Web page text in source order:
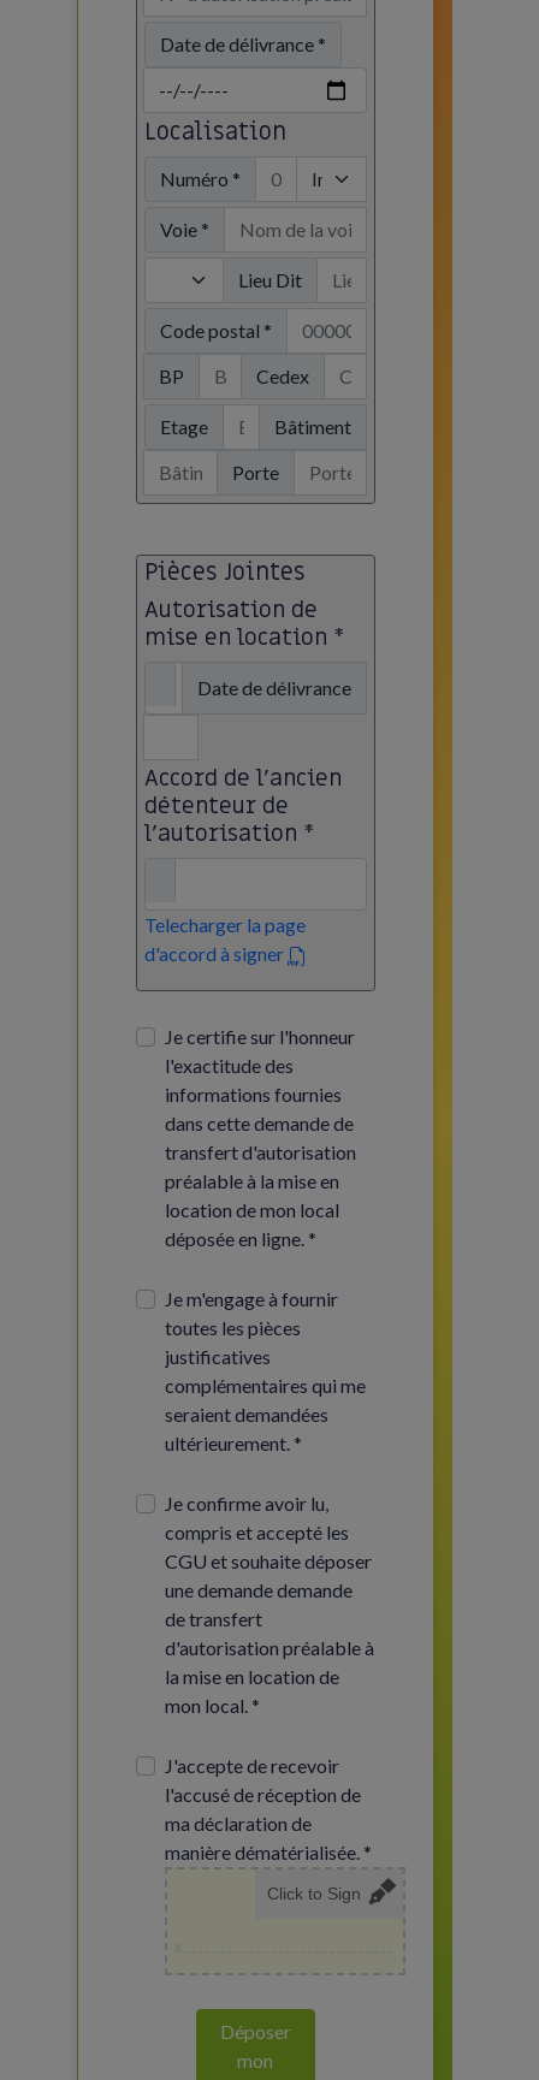
Date de délivrance *
Localisation
Numéro *
Voie *
Lieu Dit
Code postal *
BP
Cedex
Etage
Bâtiment
Porte
Pièces Jointes
Autorisation de
mise en location *
Date de délivrance
Accord de l'ancien
détenteur de
l'autorisation *
Telecharger la page
d'accord à signer
Je certifie sur l'honneur
l'exactitude des
informations fournies
dans cette demande de
transfert d'autorisation
préalable à la mise en
location de mon local
déposée en ligne. *
Je m'engage à fournir
toutes les pièces
justificatives
complémentaires qui me
seraient demandées
ultérieurement. *
Je confirme avoir lu,
compris et accepté les
CGU et souhaite déposer
une demande demande
de transfert
d'autorisation préalable à
la mise en location de
mon local. *
J'accepte de recevoir
l'accusé de réception de
ma déclaration de
manière dématérialisée. *
Click to Sign
Déposer
mon